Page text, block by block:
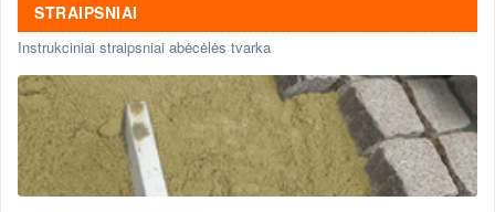
STRAIPSNIAI
Instrukciniai straipsniai abėcėlės tvarka